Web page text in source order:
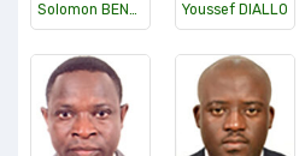
Solomon BENOR Youssef DIALLO